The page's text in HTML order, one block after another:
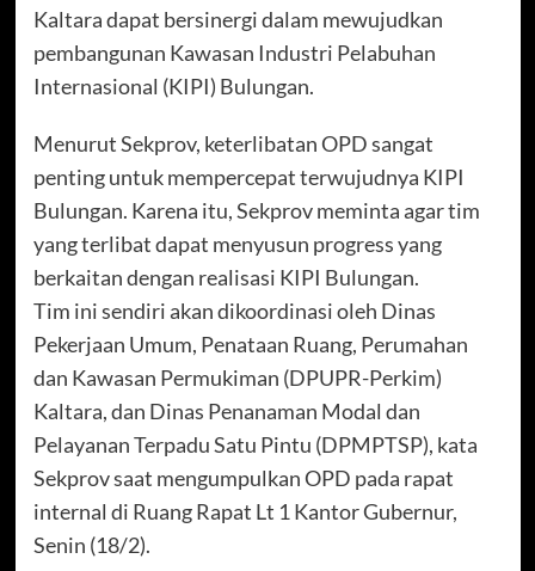
Kaltara dapat bersinergi dalam mewujudkan
pembangunan Kawasan Industri Pelabuhan
Internasional (KIPI) Bulungan.
Menurut Sekprov, keterlibatan OPD sangat
penting untuk mempercepat terwujudnya KIPI
Bulungan. Karena itu, Sekprov meminta agar tim
yang terlibat dapat menyusun progress yang
berkaitan dengan realisasi KIPI Bulungan.
Tim ini sendiri akan dikoordinasi oleh Dinas
Pekerjaan Umum, Penataan Ruang, Perumahan
dan Kawasan Permukiman (DPUPR-Perkim)
Kaltara, dan Dinas Penanaman Modal dan
Pelayanan Terpadu Satu Pintu (DPMPTSP), kata
Sekprov saat mengumpulkan OPD pada rapat
internal di Ruang Rapat Lt 1 Kantor Gubernur,
Senin (18/2).